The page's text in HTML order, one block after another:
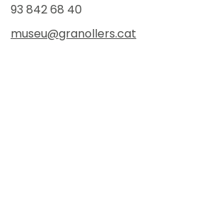
93 842 68 40
museu@granollers.cat